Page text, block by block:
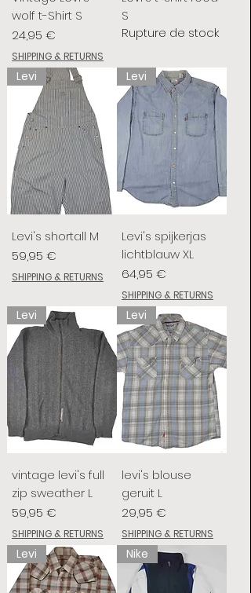
wolf t-Shirt S
Prix
24,95 €
SHIPPING & RETURNS
S
Rupture de stock
Levi
Levi's shortall M
Prix
59,95 €
SHIPPING & RETURNS
Levi
Levi's spijkerjas
lichtblauw XL
Prix
64,95 €
SHIPPING & RETURNS
Levi
vintage levi's full
zip sweather L
Prix
59,95 €
SHIPPING & RETURNS
Levi
levi's blouse
geruit L
Prix
29,95 €
SHIPPING & RETURNS
Levi Nike